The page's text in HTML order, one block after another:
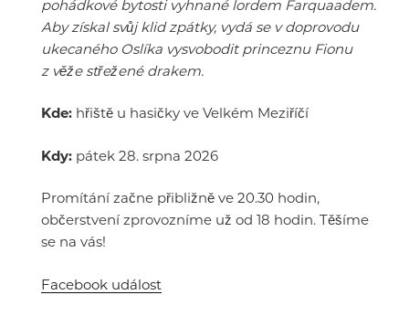
pohádkové bytosti vyhnané lordem Farquaadem.
Aby získal svůj klid zpátky, vydá se v doprovodu
ukecaného Oslíka vysvobodit princeznu Fionu
z věže střežené drakem.
Kde: hřiště u hasičky ve Velkém Meziříčí
Kdy: pátek 28. srpna 2026
Promítání začne přibližně ve 20.30 hodin,
občerstvení zprovozníme už od 18 hodin. Těšíme
se na vás!
Facebook událost